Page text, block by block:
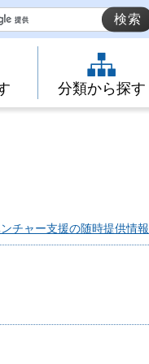
分類から探す
チャー支援の随時提供情報